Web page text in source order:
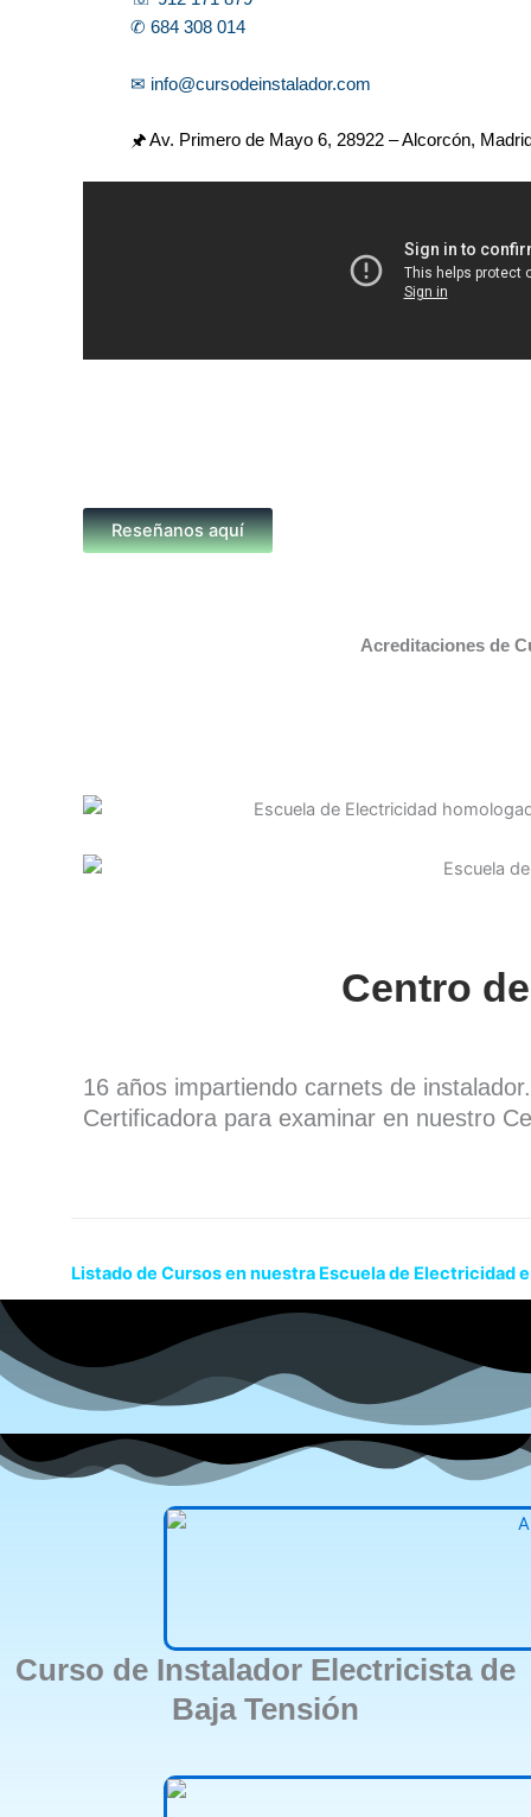
✆ 684 308 014
✉ info@cursodeinstalador.com
🖈 Av. Primero de Mayo 6, 28922 – Alcorcón,
Reseñanos aquí
Acreditaciones de
Centro
16 años impartiendo carnets de
Certificadora para examinar en nuestro
Listado de Cursos en nuestra Escuela de Electricidad
Curso de Instalador Electricista de
Baja Tensión